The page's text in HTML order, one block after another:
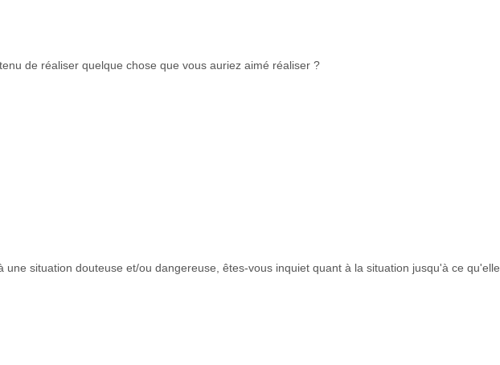
de réaliser quelque chose que vous auriez aimé réaliser ?
une situation douteuse et/ou dangereuse, êtes-vous inquiet quant à la situation jusqu'à ce